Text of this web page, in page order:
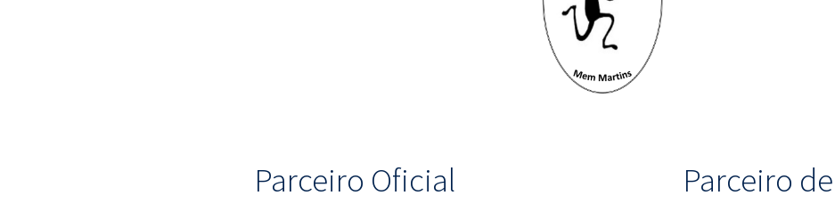
Parceiro Oficial
Parceiro